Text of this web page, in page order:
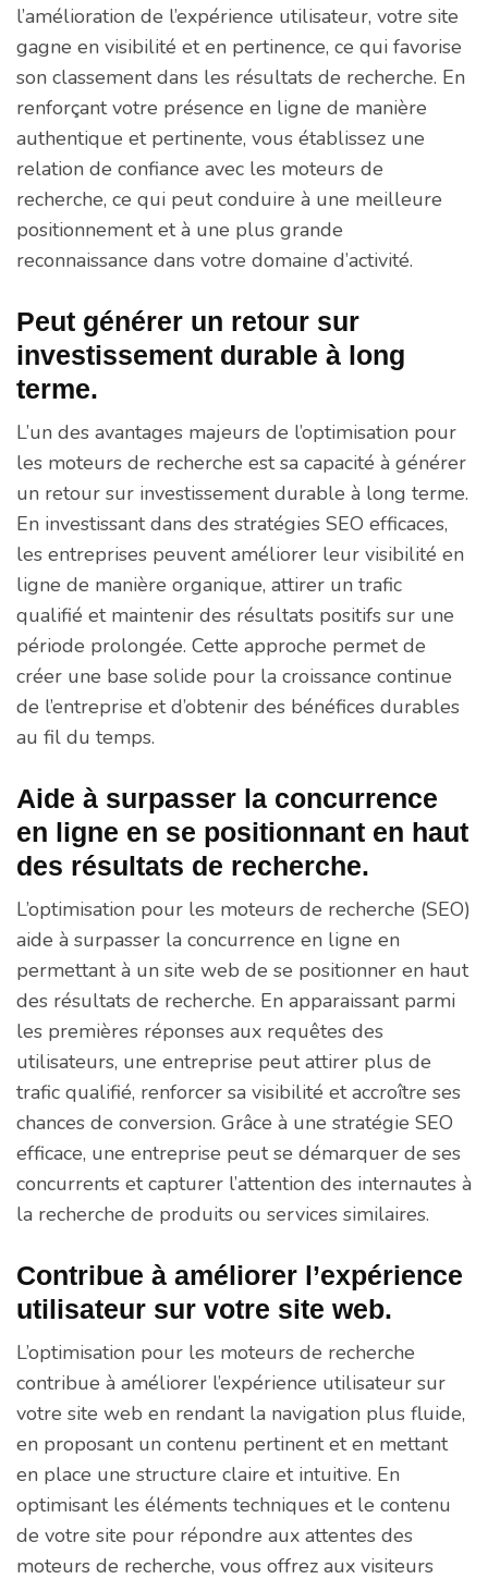
l’amélioration de l’expérience utilisateur, votre site
gagne en visibilité et en pertinence, ce qui favorise
son classement dans les résultats de recherche. En
renforçant votre présence en ligne de manière
authentique et pertinente, vous établissez une
relation de confiance avec les moteurs de
recherche, ce qui peut conduire à une meilleure
positionnement et à une plus grande
reconnaissance dans votre domaine d’activité.
Peut générer un retour sur
investissement durable à long
terme.
L’un des avantages majeurs de l’optimisation pour
les moteurs de recherche est sa capacité à générer
un retour sur investissement durable à long terme.
En investissant dans des stratégies SEO efficaces,
les entreprises peuvent améliorer leur visibilité en
ligne de manière organique, attirer un trafic
qualifié et maintenir des résultats positifs sur une
période prolongée. Cette approche permet de
créer une base solide pour la croissance continue
de l’entreprise et d’obtenir des bénéfices durables
au fil du temps.
Aide à surpasser la concurrence
en ligne en se positionnant en haut
des résultats de recherche.
L’optimisation pour les moteurs de recherche (SEO)
aide à surpasser la concurrence en ligne en
permettant à un site web de se positionner en haut
des résultats de recherche. En apparaissant parmi
les premières réponses aux requêtes des
utilisateurs, une entreprise peut attirer plus de
trafic qualifié, renforcer sa visibilité et accroître ses
chances de conversion. Grâce à une stratégie SEO
efficace, une entreprise peut se démarquer de ses
concurrents et capturer l’attention des internautes à
la recherche de produits ou services similaires.
Contribue à améliorer l’expérience
utilisateur sur votre site web.
L’optimisation pour les moteurs de recherche
contribue à améliorer l’expérience utilisateur sur
votre site web en rendant la navigation plus fluide,
en proposant un contenu pertinent et en mettant
en place une structure claire et intuitive. En
optimisant les éléments techniques et le contenu
de votre site pour répondre aux attentes des
moteurs de recherche, vous offrez aux visiteurs